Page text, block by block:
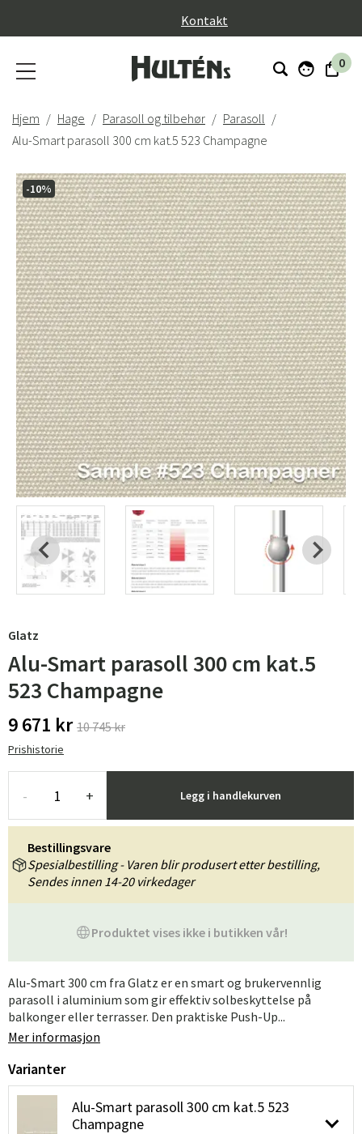
Kontakt
0
Hjem Hage Parasoll og tilbehør
Parasoll
Alu-Smart parasoll 300 cm kat.5 523 Champagne
-10%
Glatz
Alu-Smart parasoll 300 cm kat.5
523 Champagne
9 671 kr 10 745 kr
Prishistorie
- + Legg i handlekurven
Produktet vises ikke i butikken vår!
Bestillingsvare
Spesialbestilling - Varen blir produsert etter bestilling,
Sendes innen 14-20 virkedager
Alu-Smart 300 cm fra Glatz er en smart og brukervennlig
parasoll i aluminium som gir effektiv solbeskyttelse på
balkonger eller terrasser. Den praktiske Push-Up...
Mer informasjon
Varianter
Alu-Smart parasoll 300 cm kat.5 523
Champagne